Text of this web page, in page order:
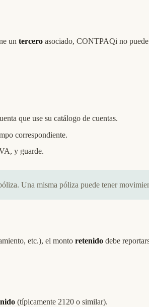
un tercero asociado, CONTPAQi no
que use su catálogo de cuentas.
correspondiente.
y guarde.
Una misma póliza puede tener
etc.), el monto retenido debe
(típicamente 2120 o similar).